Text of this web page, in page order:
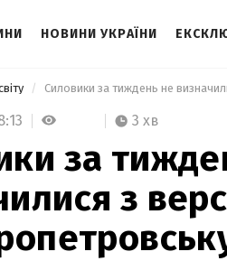
НОВИНИ УКРАЇНИ
3 хв
за
з